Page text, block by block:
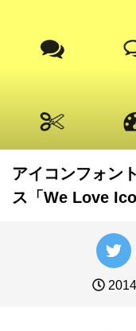
アイコンフォン
ス「We Love